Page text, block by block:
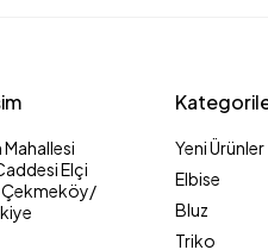
Mahallesi
Elçi
Çekmeköy/
Yeni Ürünler
Elbise
Bluz
Triko